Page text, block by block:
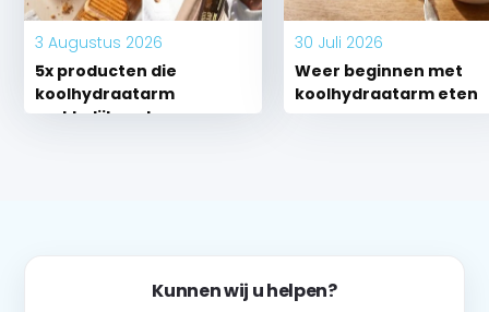
3 Augustus 2026
5x producten die
koolhydraatarm
makkelijk maken
30 Juli 2026
Weer beginnen met
koolhydraatarm eten
Kunnen wij u helpen?